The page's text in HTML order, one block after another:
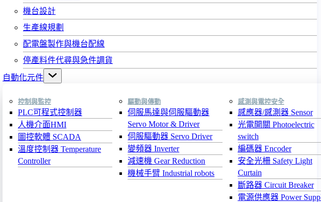
機台設計
生產線規劃
配電盤製作與機台配線
停產料件代尋與急件調貨
自動化元件
控制與監控
PLC可程式控制器
人機介面HMI
圖控軟體 SCADA
溫度控制器 Temperature
Controller
驅動與傳動
伺服馬達與伺服驅動器
Servo Motor & Driver
伺服驅動器 Servo Driver
變頻器 Inverter
減速機 Gear Reduction
機械手臂 Industrial robots
感測與電控安全
感應器/感測器 Sensor
光電開關 Photoelectric
switch
編碼器 Encoder
安全光柵 Safety Light
Curtain
斷路器 Circuit Breaker
電源供應器 Power